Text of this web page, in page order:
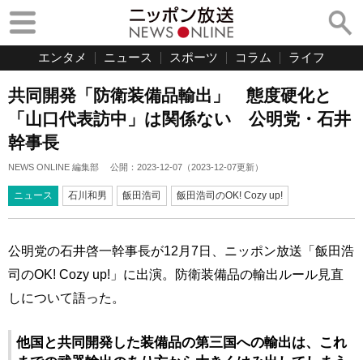
エンタメ ニュース スポーツ コラム ライフ
共同開発「防衛装備品輸出」 態度硬化と
「山口代表訪中」は関係ない 公明党・石井
幹事長
NEWS ONLINE 編集部 公開： 2023-12-07 （2023-12-07更新）
ニュース 石川和男 飯田浩司 飯田浩司のOK! Cozy up!
公明党の石井啓一幹事長が12月7日、ニッポン放送「飯田浩
司のOK! Cozy up!」に出演。防衛装備品の輸出ルール見直
しについて語った。
他国と共同開発した装備品の第三国への輸出は、これ